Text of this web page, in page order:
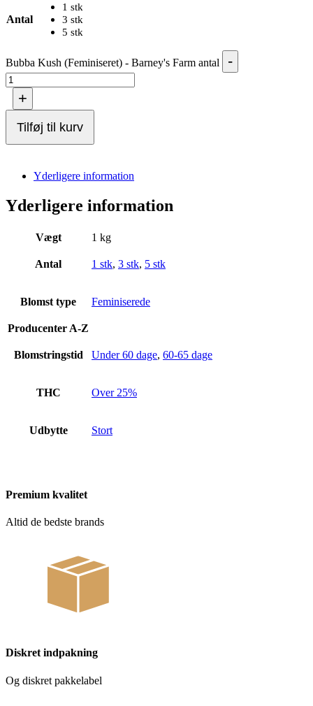
Antal
1 stk
3 stk
5 stk
Bubba Kush (Feminiseret) - Barney's Farm antal -
+
Tilføj til kurv
Yderligere information
Yderligere information
Vægt 1 kg
Antal 1 stk, 3 stk, 5 stk
Blomst type Feminiserede
Producenter A-Z
Blomstringstid Under 60 dage, 60-65 dage
THC Over 25%
Udbytte Stort
Premium kvalitet
Altid de bedste brands
Diskret indpakning
Og diskret pakkelabel